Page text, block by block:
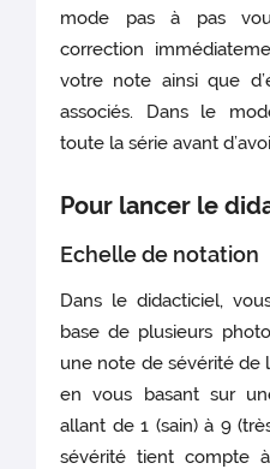
mode pas à pas
correction
votre note ainsi que
associés. Dans le
toute la série avant
Pour lancer le
Echelle de notation
Dans le didacticiel,
base de plusieurs
une note de sévérité de
en vous basant sur
allant de 1 (sain) à 9
sévérité tient compte